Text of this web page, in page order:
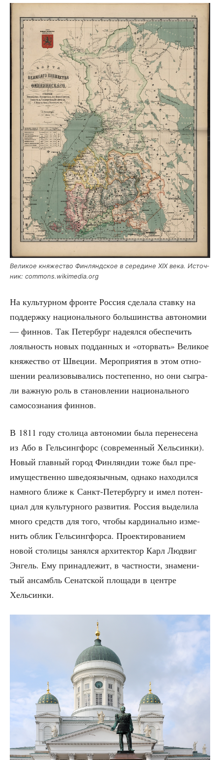
Вели­кое кня­же­ство Фин­лянд­ское в сере­дине XIX века. Источ­
ник: commons.wikimedia.org
На куль­тур­ном фрон­те Рос­сия сде­ла­ла став­ку на
под­держ­ку наци­о­наль­но­го боль­шин­ства авто­но­мии
— фин­нов. Так Петер­бург наде­ял­ся обес­пе­чить
лояль­ность новых под­дан­ных и «ото­рвать» Вели­кое
кня­же­ство от Шве­ции. Меро­при­я­тия в этом отно­
ше­нии реа­ли­зо­вы­ва­лись посте­пен­но, но они сыг­ра­
ли важ­ную роль в ста­нов­ле­нии наци­о­наль­но­го
само­со­зна­ния финнов.
В 1811 году сто­ли­ца авто­но­мии была пере­не­се­на
из Або в Гель­синг­форс (совре­мен­ный Хель­син­ки).
Новый глав­ный город Фин­лян­дии тоже был пре­
иму­ще­ствен­но шве­до­языч­ным, одна­ко нахо­дил­ся
намно­го бли­же к Санкт-Петер­бур­гу и имел потен­
ци­ал для куль­тур­но­го раз­ви­тия. Рос­сия выде­ли­ла
мно­го средств для того, что­бы кар­ди­наль­но изме­
нить облик Гель­синг­фор­са. Про­ек­ти­ро­ва­ни­ем
новой сто­ли­цы занял­ся архи­тек­тор Карл Людвиг
Энгель. Ему при­над­ле­жит, в част­но­сти, зна­ме­ни­
тый ансамбль Сенат­ской пло­ща­ди в цен­тре
Хельсинки.